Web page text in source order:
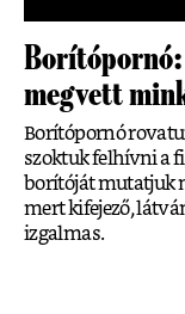
megvett
Borítópornó
szoktuk felhívni a
borítóját mutatjuk
mert kifejező,
izgalmas.